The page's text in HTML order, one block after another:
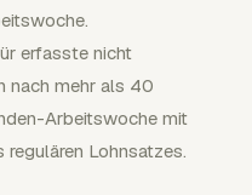
erfasste nicht
nach mehr als 40
Arbeitswoche mit
Lohnsatzes.